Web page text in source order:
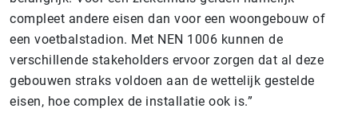
compleet andere eisen dan voor een woongebouw of
een voetbalstadion. Met NEN 1006 kunnen de
verschillende stakeholders ervoor zorgen dat al deze
gebouwen straks voldoen aan de wettelijk gestelde
eisen, hoe complex de installatie ook is.”